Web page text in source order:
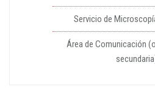
Servicio de
Área de Comunicación